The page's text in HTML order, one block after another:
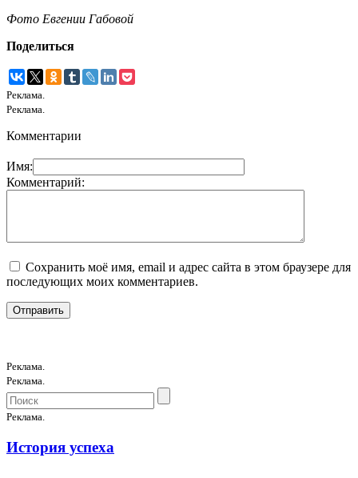
Фото Евгении Габовой
Поделиться
Реклама.
Реклама.
Комментарии
Имя:
Комментарий:
Сохранить моё имя, email и адрес сайта в этом браузере для
последующих моих комментариев.
Реклама.
Реклама.
Реклама.
История успеха